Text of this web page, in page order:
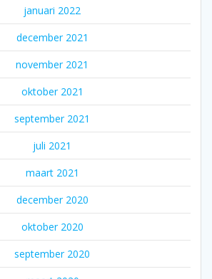
januari 2022
december 2021
november 2021
oktober 2021
september 2021
juli 2021
maart 2021
december 2020
oktober 2020
september 2020